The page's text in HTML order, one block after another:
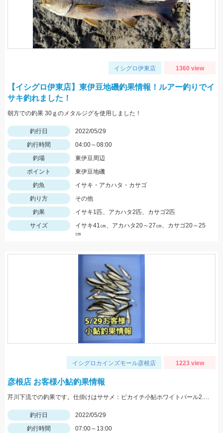
イシグロ伊東店 1360 view
【イシグロ伊東店】東伊豆地磯釣果情報！ルアー釣りでイ
サキ釣れました！
朝方での釣果 30ｇのメタルジグを使用しました！
釣行日
2022/05/29
釣行時間
04:00～08:00
釣場
東伊豆周辺
ポイント
東伊豆地磯
釣魚
イサキ・アカハタ・カサゴ
釣り方
その他
釣果
イサキ1匹、アカハタ2匹、カサゴ2匹
サイズ
イサキ41㎝、アカハタ20～27㎝、カサゴ20～25
㎝
イシグロカインズモール彦根店 1223 view
彦根店 お客様小鮎釣果情報
芹川下流での釣果です。仕掛けはササメ：ピカイチ小鮎ホワイトパール2.5号がオススメです！
釣行日
2022/05/29
釣行時間
07:00～13:00